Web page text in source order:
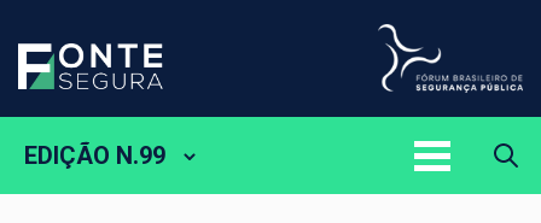
EDIÇÃO N.99